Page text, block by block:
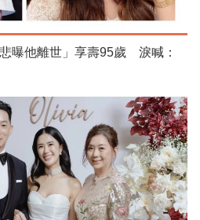
曝他離世」享壽95歲 淚喊：